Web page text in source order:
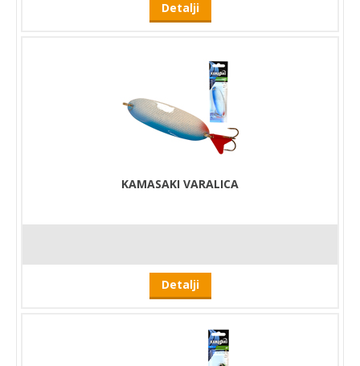
Detalji
KAMASAKI VARALICA
Detalji